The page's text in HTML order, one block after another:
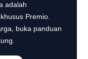
adalah
Premio.
buka panduan